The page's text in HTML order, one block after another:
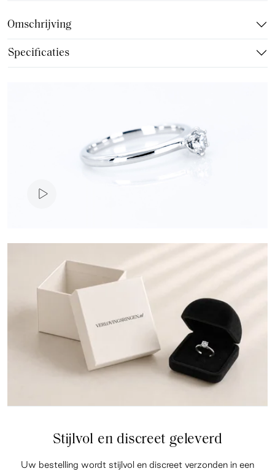
Omschrijving
Specificaties
Stijlvol en discreet geleverd
Uw bestelling wordt stijlvol en discreet verzonden in een